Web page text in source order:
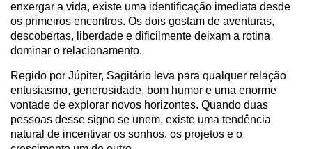
enxergar a vida, existe uma identificação imediata desde
os primeiros encontros. Os dois gostam de aventuras,
descobertas, liberdade e dificilmente deixam a rotina
dominar o relacionamento.
Regido por Júpiter, Sagitário leva para qualquer relação
entusiasmo, generosidade, bom humor e uma enorme
vontade de explorar novos horizontes. Quando duas
pessoas desse signo se unem, existe uma tendência
natural de incentivar os sonhos, os projetos e o